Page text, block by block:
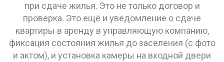
при сдаче жилья. Это не только договор и
проверка. Это ещё и уведомление о сдаче
квартиры в аренду в управляющую компанию,
фиксация состояния жилья до заселения (с фото
и актом), и установка камеры на входной двери